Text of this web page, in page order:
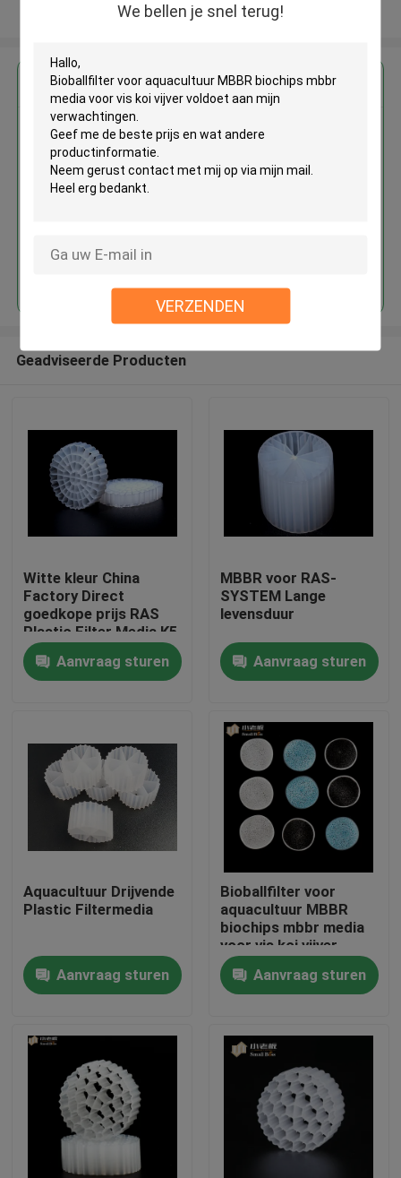
We bellen je snel terug!
VERZENDEN
Huis
Ongeveer ons
Fabrieksreis
Kwaliteitscontrole
bloggen
Verzoek om een Citaat
MBBR-filtermedia
De biomedia van MBBR
Bekijk meer
Krijg de beste prijs voor
Bioballfilter voor aquacultuur
MBBR biochips mbbr media voor
vis koi vijver
Geadviseerde Producten
Witte kleur China
Factory Direct
goedkope prijs RAS
Plastic Filter Media K5
Aanvraag sturen
MBBR voor RAS-
SYSTEM Lange
levensduur
Aanvraag sturen
Aquacultuur Drijvende
Plastic Filtermedia
Aanvraag sturen
Bioballfilter voor
aquacultuur MBBR
biochips mbbr media
voor vis koi vijver
Aanvraag sturen